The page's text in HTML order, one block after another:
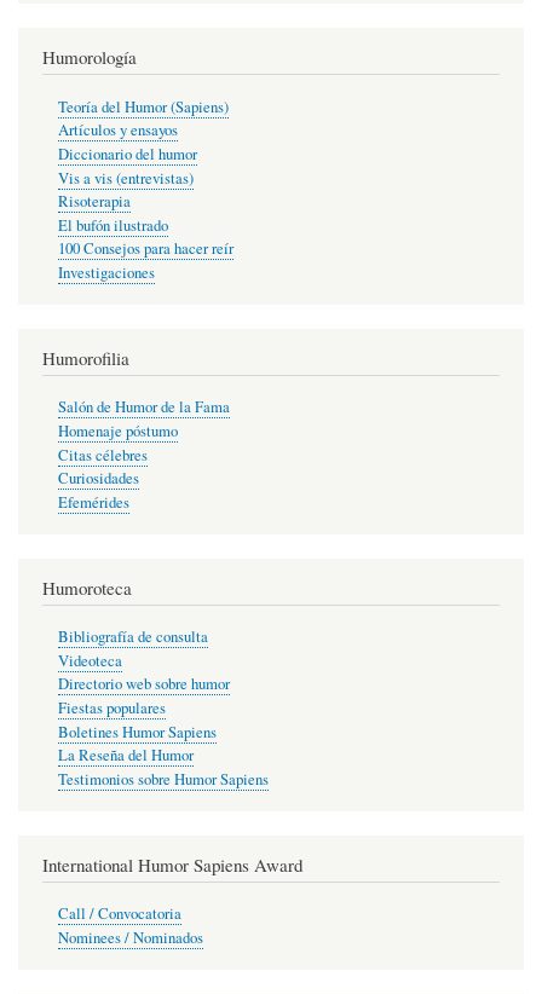
Humorología
Teoría del Humor (Sapiens)
Artículos y ensayos
Diccionario del humor
Vis a vis (entrevistas)
Risoterapia
El bufón ilustrado
100 Consejos para hacer reír
Investigaciones
Humorofilia
Salón de Humor de la Fama
Homenaje póstumo
Citas célebres
Curiosidades
Efemérides
Humoroteca
Bibliografía de consulta
Videoteca
Directorio web sobre humor
Fiestas populares
Boletines Humor Sapiens
La Reseña del Humor
Testimonios sobre Humor Sapiens
International Humor Sapiens Award
Call / Convocatoria
Nominees / Nominados